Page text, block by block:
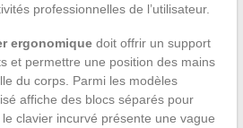
professionnelles de l’utilisateur.
ergonomiquedoit offrir un support
et permettre une position des mains
du corps. Parmi les modèles
affiche des blocs séparés pour
clavier incurvé présente une vague